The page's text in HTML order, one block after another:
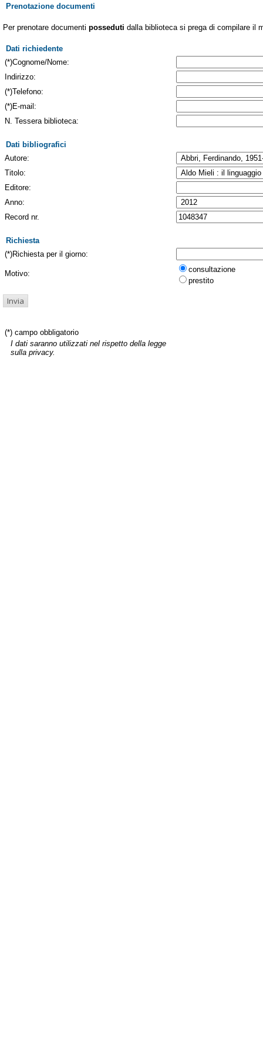
Prenotazione documenti
Per prenotare documenti posseduti dalla biblioteca si prega di compilare il
Dati richiedente
(*)Cognome/Nome:
Indirizzo:
(*)Telefono:
(*)E-mail:
N. Tessera biblioteca:
Dati bibliografici
Autore:
Titolo:
Editore:
Anno:
Record nr.
Richiesta
(*)Richiesta per il giorno:
Motivo:
consultazione
prestito
(*) campo obbligatorio
I dati saranno utilizzati nel rispetto della legge
sulla privacy.